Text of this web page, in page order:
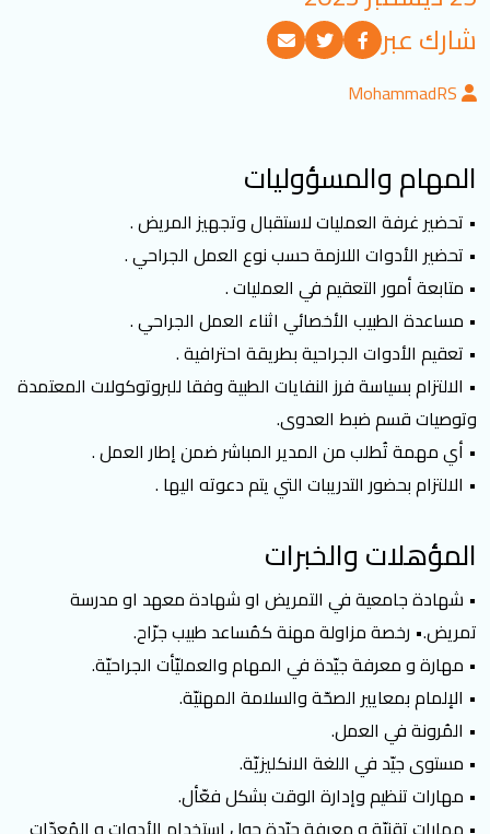
تسجيل الدخول
العربية
تابعنا
شارك عبر
MohammadRS
المهام والمسؤوليات
• تحضير غرفة العمليات لاستقبال وتجهيز المريض .
• تحضير الأدوات اللازمة حسب نوع العمل الجراحي .
• متابعة أمور التعقيم في العمليات .
• مساعدة الطبيب الأخصائي اثناء العمل الجراحي .
• تعقيم الأدوات الجراحية بطريقة احترافية .
• الالتزام بسياسة فرز النفايات الطبية وفقا للبروتوكولات المعتمدة
وتوصيات قسم ضبط العدوى.
• أي مهمة تُطلب من المدير المباشر ضمن إطار العمل .
• الالتزام بحضور التدريبات التي يتم دعوته اليها .
المؤهلات والخبرات
• شهادة جامعية في التمريض او شهادة معهد او مدرسة
تمريض.• رخصة مزاولة مهنة كمُساعد طبيب جرّاح.
• مهارة و معرفة جيّدة في المهام والعمليّأت الجراحيّة.
• الإلمام بمعايير الصحّة والسلامة المهنيّة.
• المُرونة في العمل.
• مستوى جيّد في اللغة الانكليزيّة.
• مهارات تنظيم وإدارة الوقت بشكل فعّأل.